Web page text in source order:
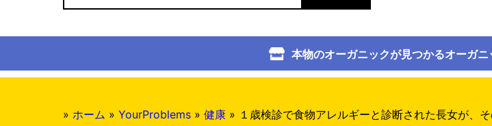
本物のオーガニックが見つかるオーガ
» ホーム » YourProblems » 健康 » １歳検診で食物アレルギーと診断された長女が、